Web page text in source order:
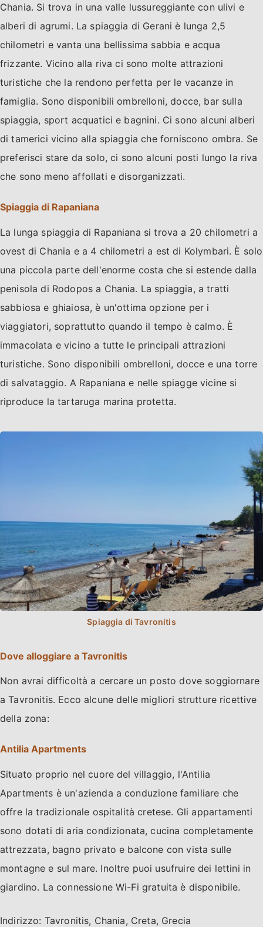
Chania. Si trova in una valle lussureggiante con ulivi e
alberi di agrumi. La spiaggia di Gerani è lunga 2,5
chilometri e vanta una bellissima sabbia e acqua
frizzante. Vicino alla riva ci sono molte attrazioni
turistiche che la rendono perfetta per le vacanze in
famiglia. Sono disponibili ombrelloni, docce, bar sulla
spiaggia, sport acquatici e bagnini. Ci sono alcuni alberi
di tamerici vicino alla spiaggia che forniscono ombra. Se
preferisci stare da solo, ci sono alcuni posti lungo la riva
che sono meno affollati e disorganizzati.
Spiaggia di Rapaniana
La lunga spiaggia di Rapaniana si trova a 20 chilometri a
ovest di Chania e a 4 chilometri a est di Kolymbari. È solo
una piccola parte dell'enorme costa che si estende dalla
penisola di Rodopos a Chania. La spiaggia, a tratti
sabbiosa e ghiaiosa, è un'ottima opzione per i
viaggiatori, soprattutto quando il tempo è calmo. È
immacolata e vicino a tutte le principali attrazioni
turistiche. Sono disponibili ombrelloni, docce e una torre
di salvataggio. A Rapaniana e nelle spiagge vicine si
riproduce la tartaruga marina protetta.
Dove alloggiare a Tavronitis
Non avrai difficoltà a cercare un posto dove soggiornare
a Tavronitis. Ecco alcune delle migliori strutture ricettive
della zona:
Antilia Apartments
Situato proprio nel cuore del villaggio, l'Antilia
Apartments è un'azienda a conduzione familiare che
offre la tradizionale ospitalità cretese. Gli appartamenti
sono dotati di aria condizionata, cucina completamente
attrezzata, bagno privato e balcone con vista sulle
montagne e sul mare. Inoltre puoi usufruire dei lettini in
giardino. La connessione Wi-Fi gratuita è disponibile.
Indirizzo: Tavronitis, Chania, Creta, Grecia